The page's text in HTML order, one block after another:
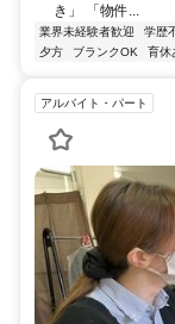
き」 「物件...
業界未経験者歓迎 学歴
夕方
ブランクOK 育休
アルバイト・パート